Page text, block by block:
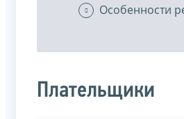
Особенности
Плательщики